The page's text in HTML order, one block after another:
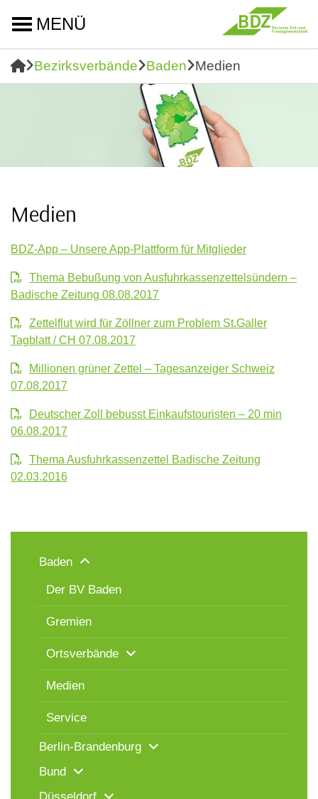
MENÜ
Bezirksverbände Baden Medien
Medien
BDZ-App – Unsere App-Plattform für Mitglieder
Thema Bebußung von Ausfuhrkassenzettelsündern –
Badische Zeitung 08.08.2017
Zettelflut wird für Zöllner zum Problem St.Galler
Tagblatt / CH 07.08.2017
Millionen grüner Zettel – Tagesanzeiger Schweiz
07.08.2017
Deutscher Zoll bebusst Einkaufstouristen – 20 min
06.08.2017
Thema Ausfuhrkassenzettel Badische Zeitung
02.03.2016
Baden
Der BV Baden
Gremien
Ortsverbände
Medien
Service
Berlin-Brandenburg
Bund
Düsseldorf